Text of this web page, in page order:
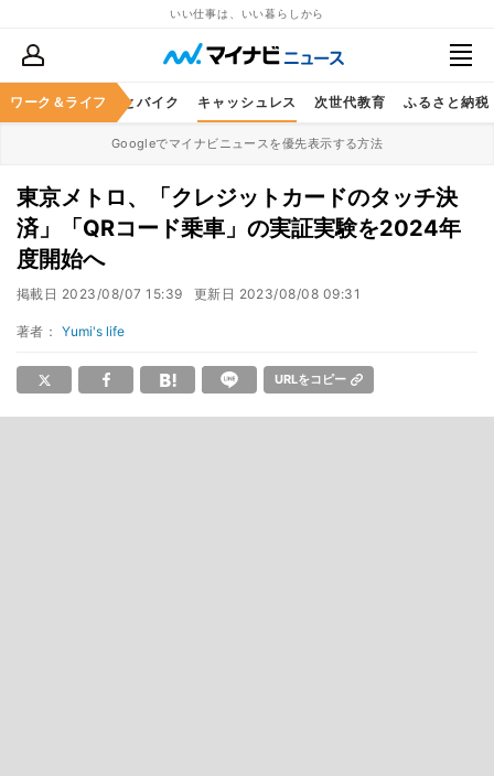
いい仕事は、いい暮らしから
ワーク＆ライフ
レジャー 車とバイク キャッシュレス 次世代教育 ふるさと納税
Googleでマイナビニュースを優先表示する方法
東京メトロ、「クレジットカードのタッチ決
済」「QRコード乗車」の実証実験を2024年
度開始へ
掲載日 2023/08/07 15:39 更新日 2023/08/08 09:31
著者： Yumi's life
URLをコピー